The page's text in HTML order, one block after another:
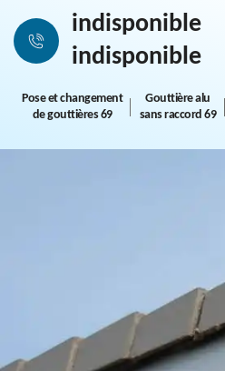
indisponible
indisponible
Pose et changement
de gouttières 69
Gouttière alu
sans raccord 69